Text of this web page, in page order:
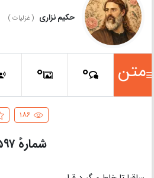
حکیم نزاری (غزلیات)
متن 0
0
186
شمارهٔ ۵۹۷